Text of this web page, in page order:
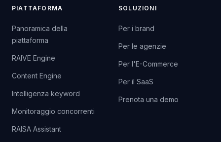
PIATTAFORMA
Panoramica della
piattaforma
RAIVE Engine
Content Engine
Intelligenza keyword
Monitoraggio concorrenti
RAISA Assistant
SOLUZIONI
Per i brand
Per le agenzie
Per l'E-Commerce
Per il SaaS
Prenota una demo